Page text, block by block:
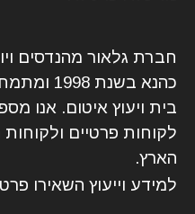
חברת גלאור מהנדסים
כהנא
בית ויעוץ איטום. אנו
לקוחות פרטיים
הארץ.
למידע וייעוץ השאירו